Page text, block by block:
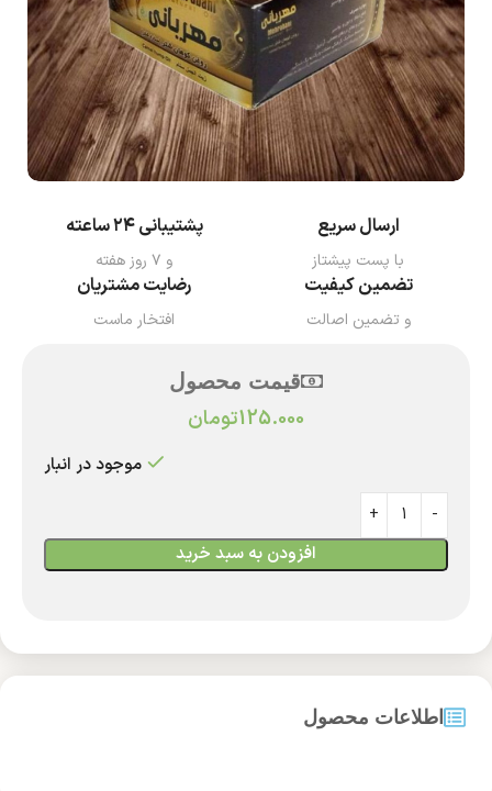
ارسال سریع
با پست پیشتاز
پشتیبانی ۲۴ ساعته
و ۷ روز هفته
تضمین کیفیت
و تضمین اصالت
رضایت مشتریان
افتخار ماست
قیمت محصول
125.000تومان
موجود در انبار
افزودن به سبد خرید
اطلاعات محصول